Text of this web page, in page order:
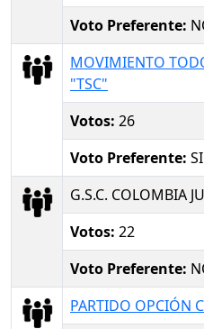
Voto Preferente:
MOVIMIENTO
"TSC"
Votos: 26
Voto Preferente: SI
G.S.C. COLOMBIA
Votos: 22
Voto Preferente:
PARTIDO OPCIÓN